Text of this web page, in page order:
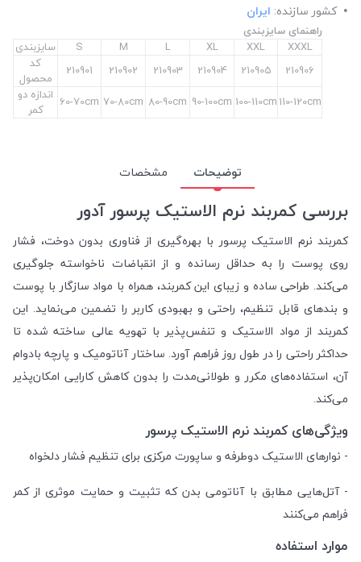
کشور سازنده: ایران
راهنمای سایزبندی
XXXL
XXL
XL
L
M
S
سایزبندی
210906
210905
210904
210903
210902
210901
کد
محصول
110-120cm
100-110cm
90-100cm
80-90cm
70-80cm
60-70cm اندازه دو
کمر
توضیحات مشخصات
بررسی کمربند نرم الاستیک پرسور آدور
کمربند نرم الاستیک پرسور با بهره‌گیری از فناوری بدون دوخت، فشار
روی پوست را به حداقل رسانده و از انقباضات ناخواسته جلوگیری
می‌کند. طراحی ساده و زیبای این کمربند، همراه با مواد سازگار با پوست
و بندهای قابل تنظیم، راحتی و بهبودی کاربر را تضمین می‌نماید. این
کمربند از مواد الاستیک و تنفس‌پذیر با تهویه عالی ساخته شده تا
حداکثر راحتی را در طول روز فراهم آورد. ساختار آناتومیک و پارچه بادوام
آن، استفاده‌های مکرر و طولانی‌مدت را بدون کاهش کارایی امکان‌پذیر
می‌کند.
ویژگی‌های کمربند نرم الاستیک پرسور
- نوارهای الاستیک دوطرفه و ساپورت مرکزی برای تنظیم فشار دلخواه
- آتل‌هایی مطابق با آناتومی بدن که تثبیت و حمایت موثری از کمر
فراهم می‌کنند
موارد استفاده